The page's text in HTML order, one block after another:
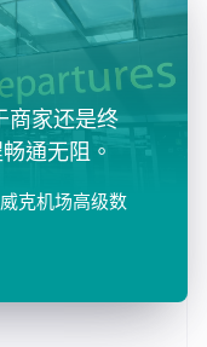
商家还是终
通无阻。
克机场高级数